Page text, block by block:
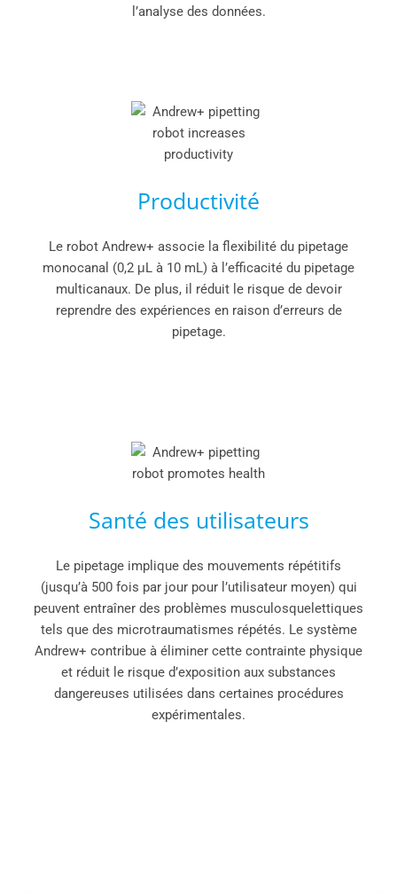
l’analyse des données.
Productivité
Le robot Andrew+ associe la flexibilité du pipetage
monocanal (0,2 μL à 10 mL) à l’efficacité du pipetage
multicanaux. De plus, il réduit le risque de devoir
reprendre des expériences en raison d’erreurs de
pipetage.
Santé des utilisateurs
Le pipetage implique des mouvements répétitifs
(jusqu’à 500 fois par jour pour l’utilisateur moyen) qui
peuvent entraîner des problèmes musculosquelettiques
tels que des microtraumatismes répétés. Le système
Andrew+ contribue à éliminer cette contrainte physique
et réduit le risque d’exposition aux substances
dangereuses utilisées dans certaines procédures
expérimentales.